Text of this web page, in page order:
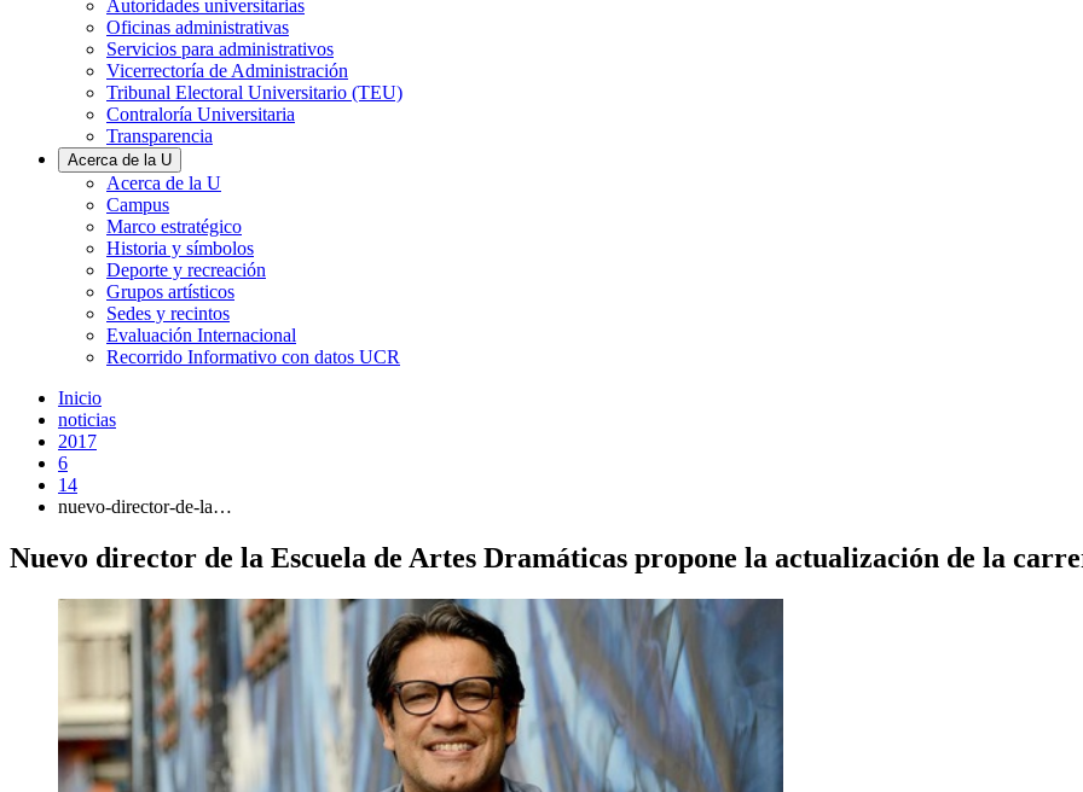
Autoridades universitarias
Oficinas administrativas
Servicios para administrativos
Vicerrectoría de Administración
Tribunal Electoral Universitario (TEU)
Contraloría Universitaria
Transparencia
Acerca de la U
Acerca de la U
Campus
Marco estratégico
Historia y símbolos
Deporte y recreación
Grupos artísticos
Sedes y recintos
Evaluación Internacional
Recorrido Informativo con datos UCR
Inicio
noticias
2017
6
14
nuevo-director-de-la…
Nuevo director de la Escuela de Artes Dramáticas propone la actualización de la